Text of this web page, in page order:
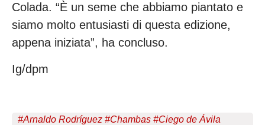
Colada. “È un seme che abbiamo piantato e
siamo molto entusiasti di questa edizione,
appena iniziata”, ha concluso.
Ig/dpm
#Arnaldo Rodríguez #Chambas #Ciego de Ávila